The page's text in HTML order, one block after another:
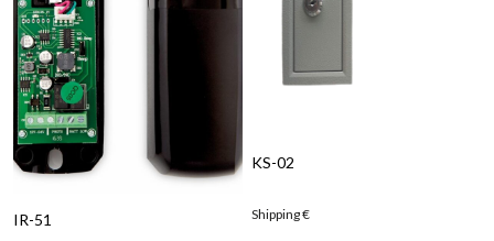
IR-51
KS-02
Shipping€